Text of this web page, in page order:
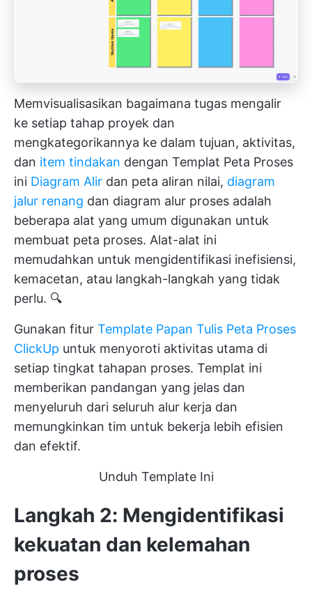
Memvisualisasikan bagaimana tugas mengalir
ke setiap tahap proyek dan
mengkategorikannya ke dalam tujuan, aktivitas,
dan item tindakan dengan Templat Peta Proses
ini Diagram Alir dan peta aliran nilai, diagram
jalur renang dan diagram alur proses adalah
beberapa alat yang umum digunakan untuk
membuat peta proses. Alat-alat ini
memudahkan untuk mengidentifikasi inefisiensi,
kemacetan, atau langkah-langkah yang tidak
perlu. 🔍
Gunakan fitur Template Papan Tulis Peta Proses
ClickUp untuk menyoroti aktivitas utama di
setiap tingkat tahapan proses. Templat ini
memberikan pandangan yang jelas dan
menyeluruh dari seluruh alur kerja dan
memungkinkan tim untuk bekerja lebih efisien
dan efektif.
Unduh Template Ini
Langkah 2: Mengidentifikasi
kekuatan dan kelemahan
proses